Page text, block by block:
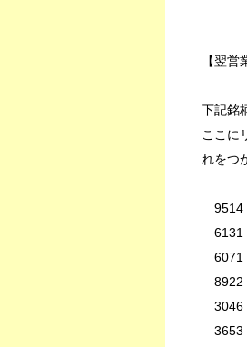
【翌
下記銘
ここに
れをつ
9514
6131
6071
8922
3046
3653